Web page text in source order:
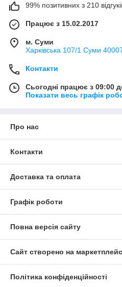
99% позитивних з 210
Працює з 15.02.2017
м. Суми
Харківська 107/1 Суми
Контакти
Сьогодні працює з 09:00
Показати весь графік
Про нас
Контакти
Доставка та оплата
Графік роботи
Повна версія сайту
Сайт створено на
Політика конфіденційності